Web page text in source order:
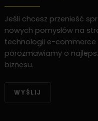
Jeśli chcesz przenieść
nowych pomysłów na
technologii e-commerce
porozmawiamy o
biznesu.
WYŚLIJ